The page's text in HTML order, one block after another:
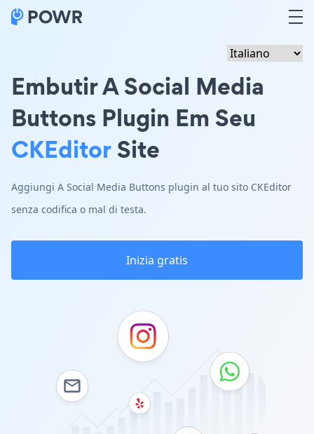
Embutir A Social Media
Buttons Plugin Em Seu
CKEditorSite
Aggiungi A Social Media Buttons plugin al tuo sito CKEditor
senza codifica o mal di testa.
Inizia gratis